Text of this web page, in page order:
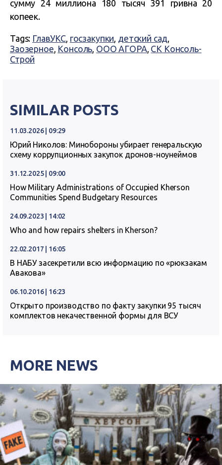
сумму 24 миллиона 180 тысяч 391 гривна 20
копеек.
Tags: ГлавУКС, госзакупки, детский сад,
Заозерное, Консоль, ООО АГОРА, СК Консоль-
Строй
SIMILAR POSTS
11.03.2026 | 09:29
Юрий Николов: Минобороны убирает генеральскую
схему коррупционных закупок дронов-ноунеймов
31.12.2025 | 09:00
How Military Administrations of Occupied Kherson
Communities Spend Budgetary Resources
24.09.2023 | 14:02
Who and how repairs shelters in Kherson?
22.02.2017 | 16:05
В НАБУ засекретили всю информацию по «рюкзакам
Авакова»
06.10.2016 | 16:23
Открыто производство по факту закупки 95 тысяч
комплектов некачественной формы для ВСУ
MORE NEWS